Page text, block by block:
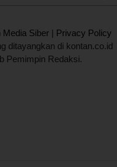
Media Siber | Privacy Policy
ditayangkan di kontan.co.id
Pemimpin Redaksi.